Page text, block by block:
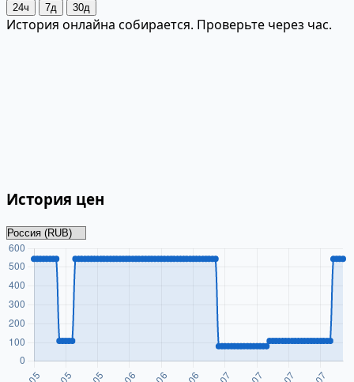
24ч 7д 30д
История онлайна собирается. Проверьте через час.
История цен